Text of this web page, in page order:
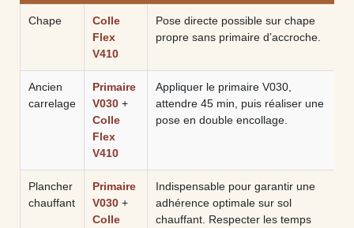
Chape
Colle
Flex
V410
Pose directe possible sur chape
propre sans primaire d’accroche.
Ancien
carrelage
Primaire
V030 +
Colle
Flex
V410
Appliquer le primaire V030,
attendre 45 min, puis réaliser une
pose en double encollage.
Plancher
chauffant
Primaire
V030 +
Colle
Indispensable pour garantir une
adhérence optimale sur sol
chauffant. Respecter les temps